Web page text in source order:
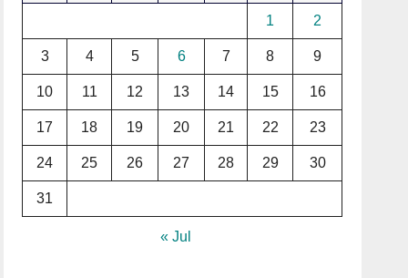
1 2
3 4 5 6 7 8 9
10 11 12 13 14 15 16
17 18 19 20 21 22 23
24 25 26 27 28 29 30
31
« Jul